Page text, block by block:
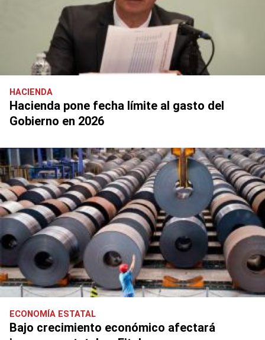
HACIENDA
Hacienda pone fecha límite al gasto del
Gobierno en 2026
ECONOMÍA ESTATAL
Bajo crecimiento económico afectará